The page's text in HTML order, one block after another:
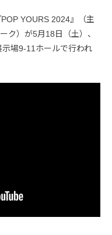
YOURS 2024』（主
ク）が5月18日（土）、
場9-11ホールで行われ